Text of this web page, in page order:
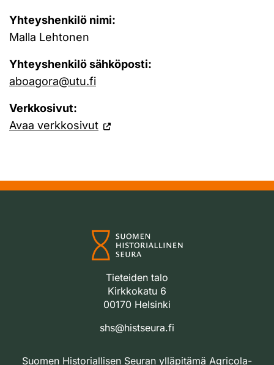
Yhteyshenkilö nimi:
Malla Lehtonen
Yhteyshenkilö sähköposti:
aboagora@utu.fi
Verkkosivut:
Avaa verkkosivut
Tieteiden talo
Kirkkokatu 6
00170 Helsinki
shs@histseura.fi
Suomen Historiallisen Seuran ylläpitämä Agricola-